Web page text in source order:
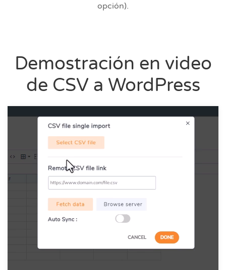
opción).
Demostración en video
de CSV a WordPress